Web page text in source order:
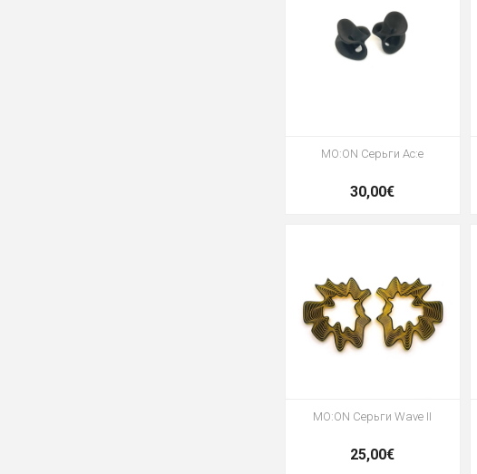
MO:ON Серьги Ac:e
30,00€
MO:ON Серьги Wave II
25,00€